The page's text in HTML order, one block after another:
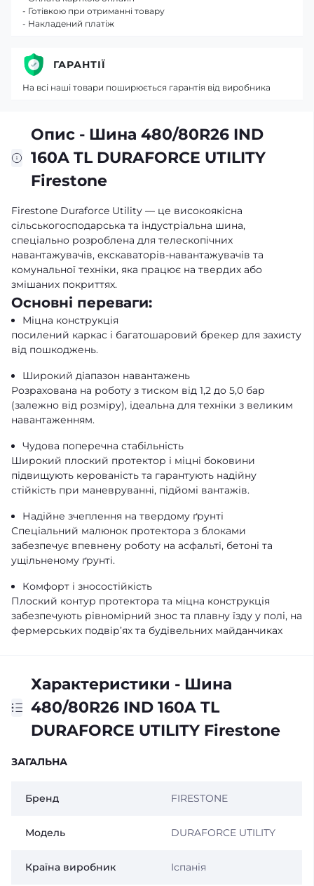
Опис - Шина 480/80R26 IND
160A TL DURAFORCE UTILITY
Firestone
Firestone Duraforce Utility — це високоякісна
сільськогосподарська та індустріальна шина,
спеціально розроблена для телескопічних
навантажувачів, екскаваторів-навантажувачів та
комунальної техніки, яка працює на твердих або
змішаних покриттях.
Основні переваги:
Міцна конструкція
посилений каркас і багатошаровий брекер для захисту
від пошкоджень.
Широкий діапазон навантажень
Розрахована на роботу з тиском від 1,2 до 5,0 бар
(залежно від розміру), ідеальна для техніки з великим
навантаженням.
Чудова поперечна стабільність
Широкий плоский протектор і міцні боковини
підвищують керованість та гарантують надійну
стійкість при маневруванні, підйомі вантажів.
Надійне зчеплення на твердому ґрунті
Спеціальний малюнок протектора з блоками
забезпечує впевнену роботу на асфальті, бетоні та
ущільненому ґрунті.
Комфорт і зносостійкість
Плоский контур протектора та міцна конструкція
забезпечують рівномірний знос та плавну їзду у полі, на
фермерських подвір’ях та будівельних майданчиках
Характеристики - Шина
480/80R26 IND 160A TL
DURAFORCE UTILITY Firestone
ЗАГАЛЬНА
Бренд FIRESTONE
Модель DURAFORCE UTILITY
Країна виробник Іспанія
- Готівкою при отриманні товару
- Накладений платіж
ГАРАНТІЇ
На всі наші товари поширюється гарантія від виробника